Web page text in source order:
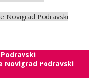
Novigrad Podravski
Novigrad Podravski